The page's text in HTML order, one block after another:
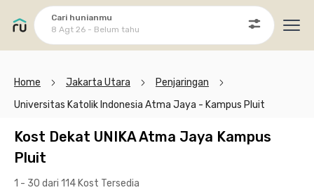
Cari hunianmu
8 Agt 26 - Belum tahu
Home Jakarta Utara
Penjaringan
Universitas Katolik Indonesia Atma Jaya - Kampus Pluit
Kost Dekat UNIKA Atma Jaya Kampus
Pluit
1 - 30 dari 114 Kost Tersedia